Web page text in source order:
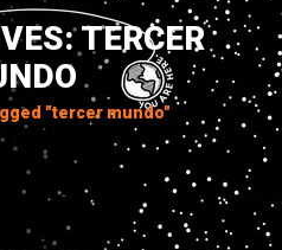
TERCER
"tercer mundo"